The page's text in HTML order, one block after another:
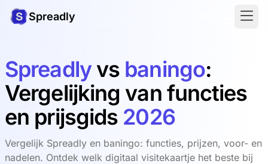
Spreadly
Spreadlyvs baningo:
Vergelijking van functies
en prijsgids 2026
Vergelijk Spreadly en baningo: functies, prijzen, voor- en
nadelen. Ontdek welk digitaal visitekaartje het beste bij